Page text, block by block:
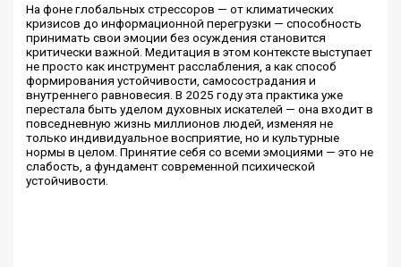
На фоне глобальных стрессоров — от климатических
кризисов до информационной перегрузки — способность
принимать свои эмоции без осуждения становится
критически важной. Медитация в этом контексте выступает
не просто как инструмент расслабления, а как способ
формирования устойчивости, самосострадания и
внутреннего равновесия. В 2025 году эта практика уже
перестала быть уделом духовных искателей — она входит в
повседневную жизнь миллионов людей, изменяя не
только индивидуальное восприятие, но и культурные
нормы в целом. Принятие себя со всеми эмоциями — это не
слабость, а фундамент современной психической
устойчивости.